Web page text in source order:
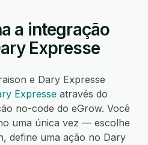
a integração
Expresse
e Dary Expresse
Expresse através do
no-code do eGrow. Você
uma única vez — escolhe
define uma ação no Dary